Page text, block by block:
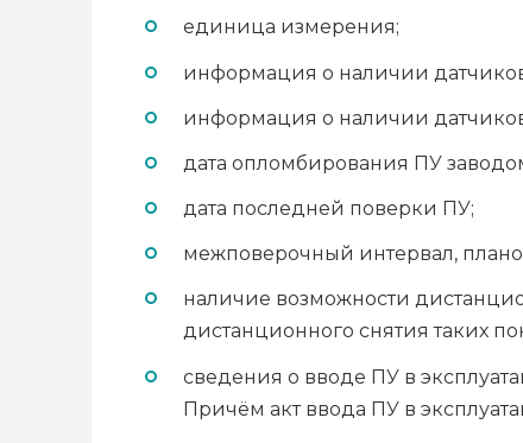
единица измерения;
информация о наличии датчиков
информация о наличии датчиков
дата опломбирования ПУ
дата последней поверки ПУ;
межповерочный интервал,
наличие возможности
дистанционного снятия таких
сведения о вводе ПУ в
Причём акт ввода ПУ в